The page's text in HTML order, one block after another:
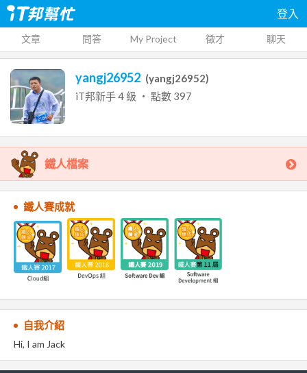
登入
文章 問答 My Project 徵才 聊天
yangj26952 (yangj26952)
iT邦新手4 級 ‧ 點數 397
鐵人檔案
鐵人賽成就
自我介紹
Hi, I am Jack